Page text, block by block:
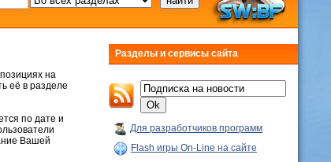
на
её в разделе
по дате и
Вашей
Разделы и сервисы сайта
Для разработчиков программ
Flash игры On-Line на сайте